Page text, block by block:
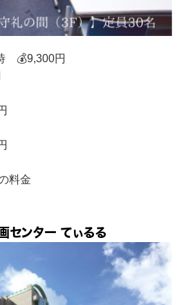
時 💰9,300円
円
料金
センター てぃるる